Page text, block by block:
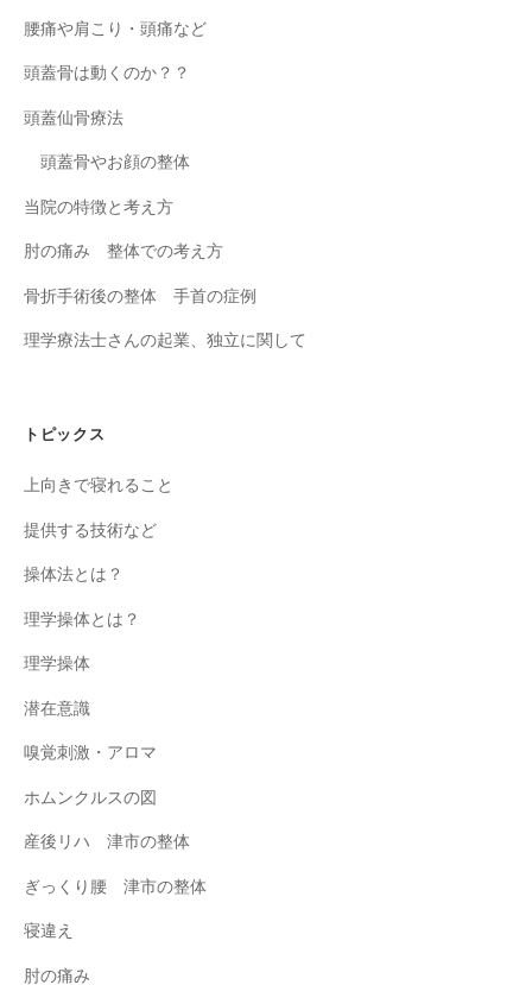
腰痛や肩こり・頭痛など
頭蓋骨は動くのか？？
頭蓋仙骨療法
頭蓋骨やお顔の整体
当院の特徴と考え方
肘の痛み 整体での考え方
骨折手術後の整体 手首の症例
理学療法士さんの起業、独立に関して
トピックス
上向きで寝れること
提供する技術など
操体法とは？
理学操体とは？
理学操体
潜在意識
嗅覚刺激・アロマ
ホムンクルスの図
産後リハ 津市の整体
ぎっくり腰 津市の整体
寝違え
肘の痛み